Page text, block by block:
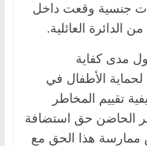
جنسية وقعت داخل
الدائرة العائلية.
مدى كفاية
لحماية الأطفال في
تقييم المخاطر
الحاضن حق استضافة
ممارسة هذا الحق مع